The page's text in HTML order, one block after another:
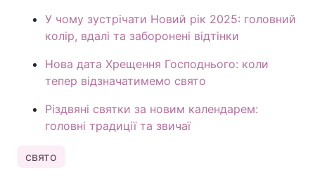
У чому зустрічати Новий рік 2025: головний
колір, вдалі та заборонені відтінки
Нова дата Хрещення Господнього: коли
тепер відзначатимемо свято
Різдвяні святки за новим календарем:
головні традиції та звичаї
свято